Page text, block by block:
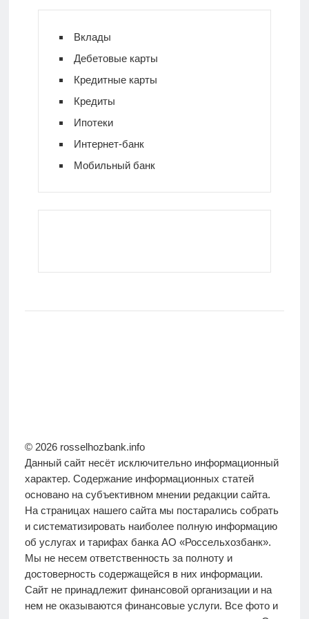
Вклады
Дебетовые карты
Кредитные карты
Кредиты
Ипотеки
Интернет-банк
Мобильный банк
© 2026 rosselhozbank.info
Данный сайт несёт исключительно информационный
характер. Содержание информационных статей
основано на субъективном мнении редакции сайта.
На страницах нашего сайта мы постарались собрать
и систематизировать наиболее полную информацию
об услугах и тарифах банка АО «Россельхозбанк».
Мы не несем ответственность за полноту и
достоверность содержащейся в них информации.
Сайт не принадлежит финансовой организации и на
нем не оказываются финансовые услуги. Все фото и